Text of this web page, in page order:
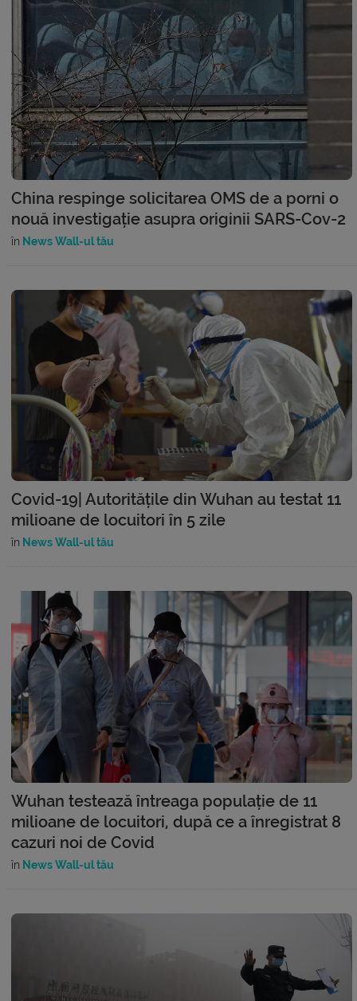
China respinge solicitarea OMS de a porni o
nouă investigație asupra originii SARS-Cov-2
în News Wall-ul tău
Covid-19| Autoritățile din Wuhan au testat 11
milioane de locuitori în 5 zile
în News Wall-ul tău
Wuhan testează întreaga populație de 11
milioane de locuitori, după ce a înregistrat 8
cazuri noi de Covid
în News Wall-ul tău